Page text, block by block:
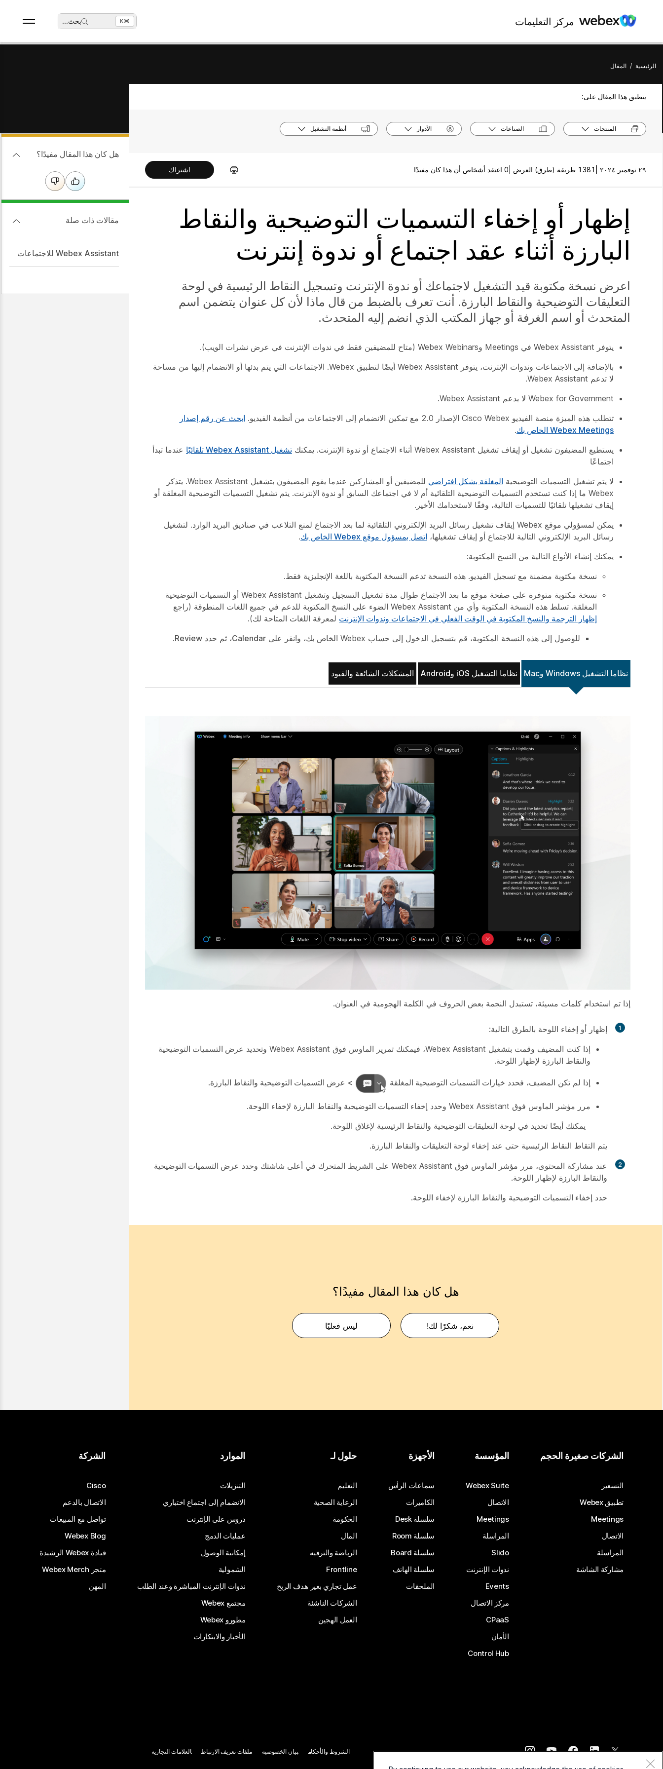
مركز التعليمات بحث... ⌘K
الرئيسية / المقال
ينطبق هذا المقال على:
المنتجات الصناعات الأدوار أنظمة التشغيل
٢٩ نوفمبر ٢٠٢٤ | 1381 طريقة (طرق) العرض | 0 اعتقد أشخاص أن هذا كان مفيدًا اشتراك
إظهار أو إخفاء التسميات التوضيحية والنقاط
البارزة أثناء عقد اجتماع أو ندوة إنترنت
اعرض نسخة مكتوبة قيد التشغيل لاجتماعك أو ندوة الإنترنت وتسجيل النقاط الرئيسية في لوحة
التعليقات التوضيحية والنقاط البارزة. أنت تعرف بالضبط من قال ماذا لأن كل عنوان يتضمن اسم
المتحدث أو اسم الغرفة أو جهاز المكتب الذي انضم إليه المتحدث.
يتوفر Webex Assistant في Meetings وWebex Webinars (متاح للمضيفين فقط في ندوات الإنترنت في عرض نشرات الويب).
بالإضافة إلى الاجتماعات وندوات الإنترنت، يتوفر Webex Assistant أيضًا لتطبيق Webex. الاجتماعات التي يتم بدئها أو الانضمام إليها من مساحة
لا تدعم Webex Assistant.
Webex for Government لا يدعم Webex Assistant.
تتطلب هذه الميزة منصة الفيديو Cisco Webex الإصدار 2.0 مع تمكين الانضمام إلى الاجتماعات من أنظمة الفيديو.
ابحث عن رقم إصدار
Webex Meetings الخاص بك
.
يستطيع المضيفون تشغيل أو إيقاف تشغيل Webex Assistant أثناء الاجتماع أو ندوة الإنترنت. يمكنك
تشغيل Webex Assistant تلقائيًا
عندما تبدأ
اجتماعًا
لا يتم تشغيل التسميات التوضيحية المغلقة بشكل افتراضي
للمضيفين أو المشاركين عندما يقوم المضيفون بتشغيل Webex Assistant. يتذكر
Webex ما إذا كنت تستخدم التسميات التوضيحية التلقائية أم لا في اجتماعك السابق أو ندوة الإنترنت. يتم تشغيل التسميات التوضيحية المغلقة أو
إيقاف تشغيلها تلقائيًا للتسميات التالية، وفقًا لاستخدامك الأخير.
يمكن لمسؤولي موقع Webex إيقاف تشغيل رسائل البريد الإلكتروني التلقائية لما بعد الاجتماع لمنع التلاعب في صناديق البريد الوارد. لتشغيل
رسائل البريد الإلكتروني التالية للاجتماع أو إيقاف تشغيلها، اتصل بمسؤول موقع Webex الخاص بك
.
يمكنك إنشاء الأنواع التالية من النسخ المكتوبة:
نسخة مكتوبة مضمنة مع تسجيل الفيديو. هذه النسخة تدعم النسخة المكتوبة باللغة الإنجليزية فقط.
نسخة مكتوبة متوفرة على صفحة موقع ما بعد الاجتماع طوال مدة تشغيل التسجيل وتشغيل Webex Assistant أو التسميات التوضيحية
المغلقة. تسلط هذه النسخة المكتوبة وأي من Webex Assistant الضوء على النسخ المكتوبة للدعم في جميع اللغات المنطوقة (راجع
إظهار الترجمة والنسخ المكتوبة في الوقت الفعلي في الاجتماعات وندوات الإنترنت لمعرفة اللغات المتاحة لك).
للوصول إلى هذه النسخة المكتوبة، قم بتسجيل الدخول إلى حساب Webex الخاص بك، وانقر على
Calendar، ثم حدد Review
.
نظاما التشغيل Windows وMac نظاما التشغيل iOS وAndroid المشكلات الشائعة والقيود
إذا تم استخدام كلمات مسيئة، تستبدل النجمة بعض الحروف في الكلمة الهجومية في العنوان.
1
إظهار أو إخفاء اللوحة بالطرق التالية:
إذا كنت المضيف وقمت بتشغيل Webex Assistant، فيمكنك تمرير الماوس فوق Webex Assistant وتحديد
عرض التسميات التوضيحية
والنقاط البارزة لإظهار اللوحة.
إذا لم تكن المضيف، فحدد خيارات التسميات التوضيحية المغلقة > عرض التسميات التوضيحية والنقاط البارزة.
مرر مؤشر الماوس فوق Webex Assistant وحدد إخفاء التسميات التوضيحية والنقاط البارزة لإخفاء اللوحة.
يمكنك أيضًا تحديد في لوحة التعليقات التوضيحية والنقاط الرئيسية لإغلاق اللوحة.
يتم التقاط النقاط الرئيسية حتى عند إخفاء لوحة التعليقات والنقاط البارزة.
2 عند مشاركة المحتوى، مرر مؤشر الماوس فوق Webex Assistant على الشريط المتحرك في أعلى شاشتك وحدد
عرض التسميات التوضيحية
والنقاط البارزة لإظهار اللوحة.
حدد إخفاء التسميات التوضيحية والنقاط البارزة لإخفاء اللوحة.
هل كان هذا المقال مفيدًا؟
نعم، شكرًا لك! ليس فعليًا
هل كان هذا المقال مفيدًا؟
مقالات ذات صلة
Webex Assistant للاجتماعات
الشركات صغيرة الحجم
التسعير
تطبيق Webex
Meetings
الاتصال
المراسلة
مشاركة الشاشة
المؤسسة
Webex Suite
الاتصال
Meetings
المراسلة
Slido
ندوات الإنترنت
Events
مركز الاتصال
CPaaS
الأمان
Control Hub
الأجهزة
سماعات الرأس
الكاميرات
سلسلة Desk
سلسلة Room
سلسلة Board
سلسلة الهاتف
الملحقات
حلول لـ
التعليم
الرعاية الصحية
الحكومة
المال
الرياضة والترفيه
Frontline
عمل تجاري بغير هدف الربح
الشركات الناشئة
العمل الهجين
الموارد
التنزيلات
الانضمام إلى اجتماع اختباري
دروس على الإنترنت
عمليات الدمج
إمكانية الوصول
الشمولية
ندوات الإنترنت المباشرة وعند الطلب
مجتمع Webex
مطورو Webex
الأخبار والابتكارات
الشركة
Cisco
الاتصال بالدعم
تواصل مع المبيعات
Webex Blog
قيادة Webex الرشيدة
متجر Webex Merch
المهن
2026Cisco و/أو الشركات التابعة لها. جميع الحقوق محفوظة.
الشروط والأحكام بيان الخصوصية ملفات تعريف الارتباط العلامات التجارية